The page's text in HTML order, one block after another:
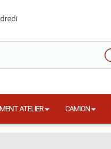
ATELIER CAMION